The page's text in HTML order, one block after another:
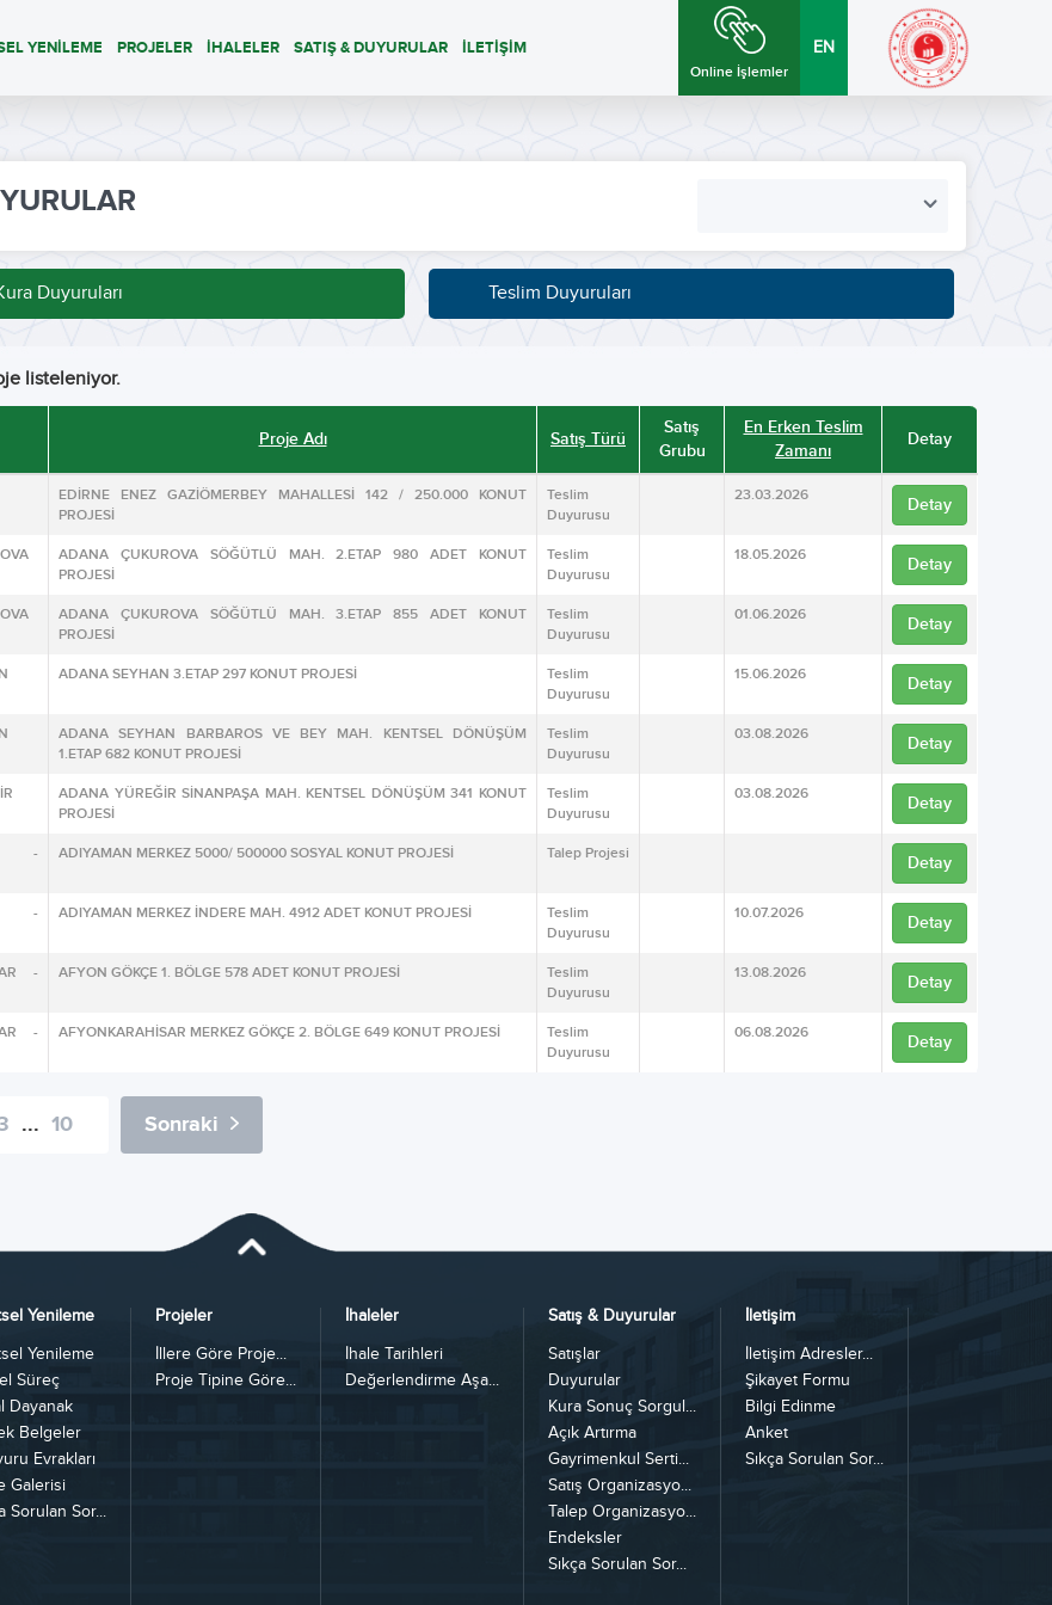
YENİLEME PROJELER İHALELER SATIŞ & DUYURULAR İLETİŞİM
Online İşlemler
EN
Duyuruları Teslim Duyuruları
listeleniyor.
Proje Adı Satış Türü
Satış
Grubu
En Erken Teslim
Zamanı
Detay
EDİRNE ENEZ GAZİÖMERBEY MAHALLESİ 142 / 250.000 KONUT
PROJESİ
Teslim
Duyurusu
23.03.2026 Detay
ADANA ÇUKUROVA SÖĞÜTLÜ MAH. 2.ETAP 980 ADET KONUT
PROJESİ
Teslim
Duyurusu
18.05.2026 Detay
ADANA ÇUKUROVA SÖĞÜTLÜ MAH. 3.ETAP 855 ADET KONUT
PROJESİ
Teslim
Duyurusu
01.06.2026 Detay
ADANA SEYHAN 3.ETAP 297 KONUT PROJESİ
Teslim
Duyurusu
15.06.2026 Detay
ADANA SEYHAN BARBAROS VE BEY MAH. KENTSEL DÖNÜŞÜM
1.ETAP 682 KONUT PROJESİ
Teslim
Duyurusu
03.08.2026 Detay
ADANA YÜREĞİR SİNANPAŞA MAH. KENTSEL DÖNÜŞÜM 341 KONUT
PROJESİ
Teslim
Duyurusu
03.08.2026 Detay
-
ADIYAMAN MERKEZ 5000/ 500000 SOSYAL KONUT PROJESİ Talep Projesi Detay
-
ADIYAMAN MERKEZ İNDERE MAH. 4912 ADET KONUT PROJESİ
Teslim
Duyurusu
10.07.2026 Detay
-
AFYON GÖKÇE 1. BÖLGE 578 ADET KONUT PROJESİ
Teslim
Duyurusu
13.08.2026 Detay
-
AFYONKARAHİSAR MERKEZ GÖKÇE 2. BÖLGE 649 KONUT PROJESİ
Teslim
Duyurusu
06.08.2026 Detay
... 10 Sonraki
Yenileme
Yenileme
Süreç
Dayanak
Belgeler
Evrakları
Galerisi
Sorulan Sor...
Projeler
İllere Göre Proje...
Proje Tipine Göre...
İhaleler
İhale Tarihleri
Değerlendirme Aşa...
Satış & Duyurular
Satışlar
Duyurular
Kura Sonuç Sorgul...
Açık Artırma
Gayrimenkul Serti...
Satış Organizasyo...
Talep Organizasyo...
Endeksler
Sıkça Sorulan Sor...
İletişim
İletişim Adresler...
Şikayet Formu
Bilgi Edinme
Anket
Sıkça Sorulan Sor...